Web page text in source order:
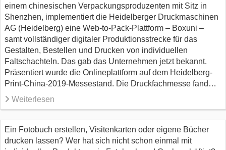
einem chinesischen Verpackungsproduzenten mit Sitz in
Shenzhen, implementiert die Heidelberger Druckmaschinen
AG (Heidelberg) eine Web-to-Pack-Plattform – Boxuni –
samt vollständiger digitaler Produktionsstrecke für das
Gestalten, Bestellen und Drucken von individuellen
Faltschachteln. Das gab das Unternehmen jetzt bekannt.
Präsentiert wurde die Onlineplattform auf dem Heidelberg-
Print-China-2019-Messestand. Die Druckfachmesse fand…
Weiterlesen
Ein Fotobuch erstellen, Visitenkarten oder eigene Bücher
drucken lassen? Wer hat sich nicht schon einmal mit